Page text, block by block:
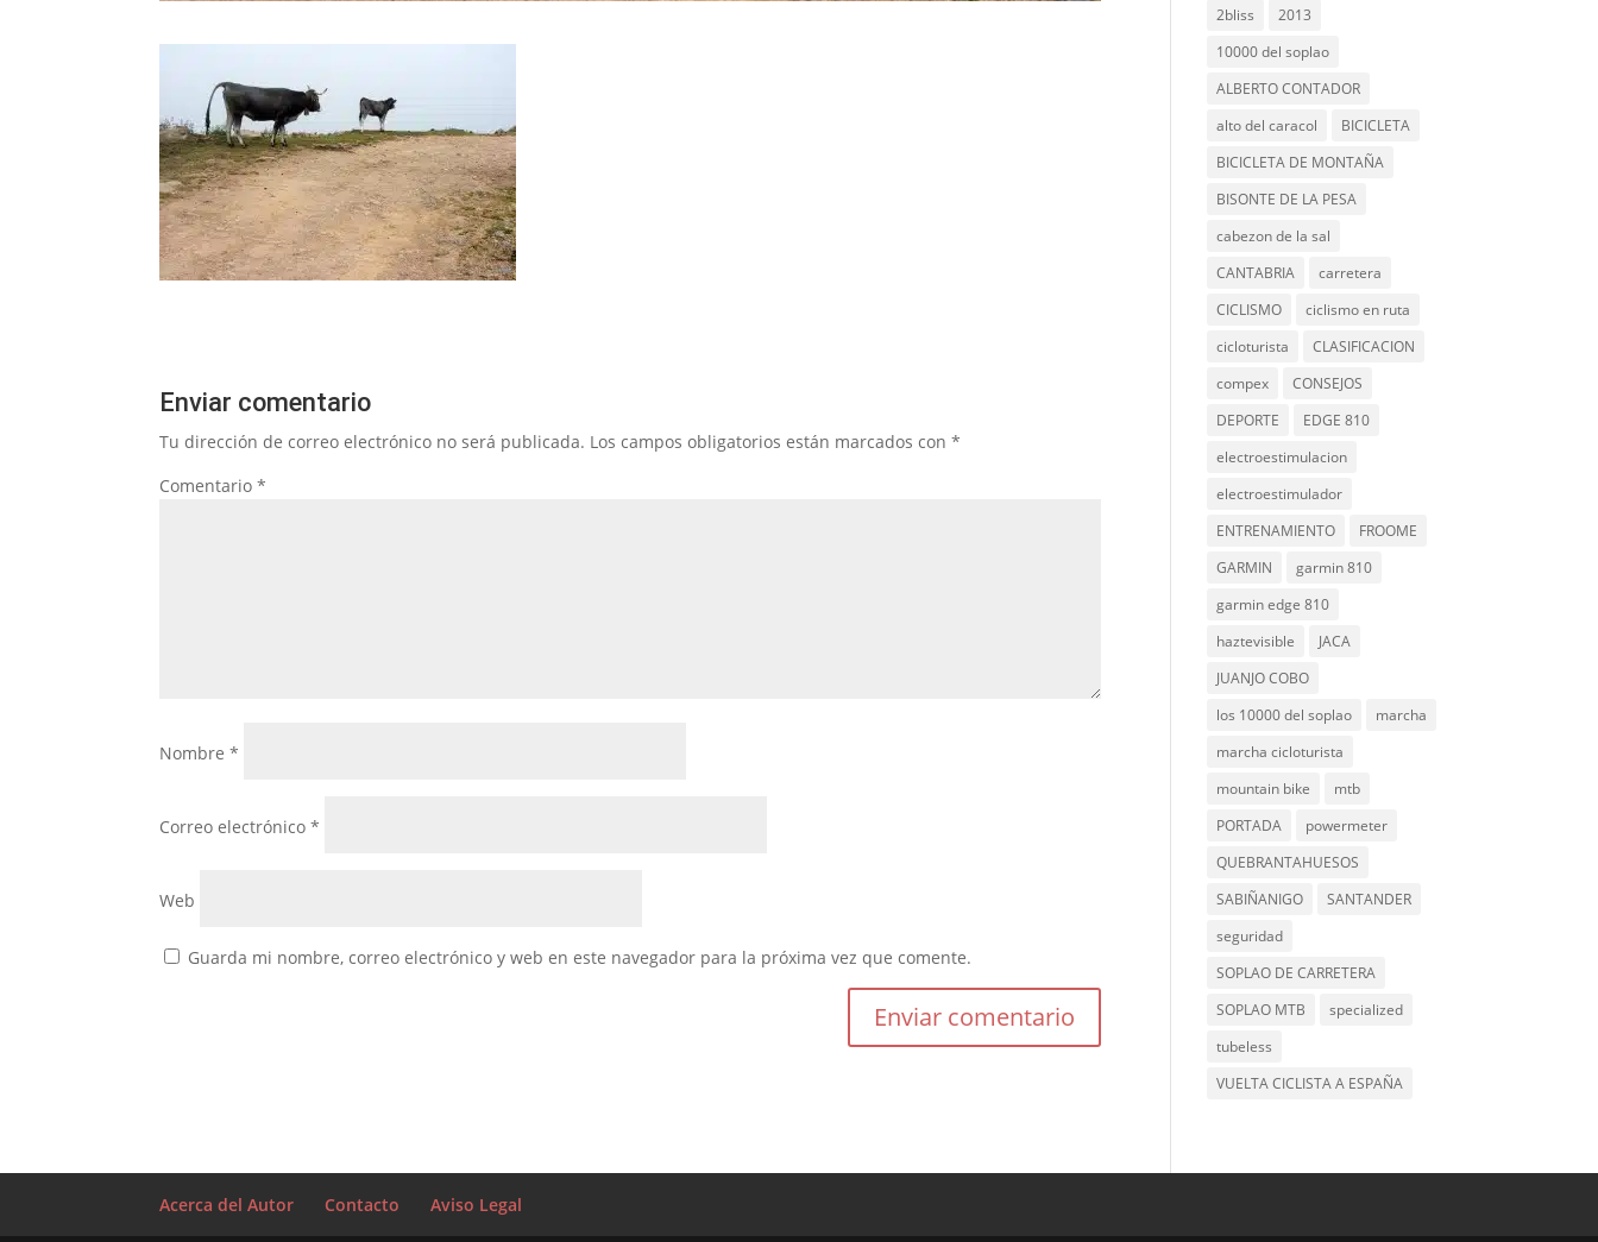
Enviar comentario
Tu dirección de correo electrónico no será publicada. Los campos obligatorios están marcados con*
Comentario*
Nombre*
Correo electrónico*
Web
Guarda mi nombre, correo electrónico y web en este navegador para la próxima vez que comente.
2bliss
2013
10000 del soplao
ALBERTO CONTADOR
alto del caracol
BICICLETA
BICICLETA DE MONTAÑA
BISONTE DE LA PESA
cabezon de la sal
CANTABRIA
carretera
CICLISMO
ciclismo en ruta
cicloturista
CLASIFICACION
compex
CONSEJOS
DEPORTE
EDGE 810
electroestimulacion
electroestimulador
ENTRENAMIENTO
FROOME
GARMIN
garmin 810
garmin edge 810
haztevisible
JACA
JUANJO COBO
los 10000 del soplao
marcha
marcha cicloturista
mountain bike
mtb
PORTADA
powermeter
QUEBRANTAHUESOS
SABIÑANIGO
SANTANDER
seguridad
SOPLAO DE CARRETERA
SOPLAO MTB
specialized
tubeless
VUELTA CICLISTA A ESPAÑA
Acerca del Autor Contacto Aviso Legal